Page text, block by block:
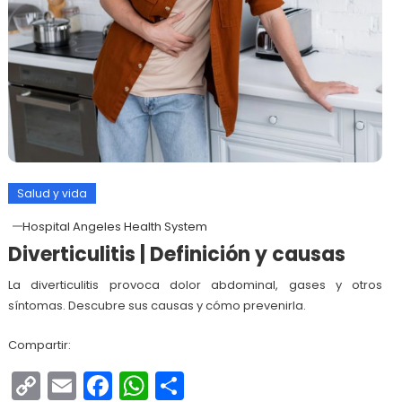
Salud y vida
Hospital Angeles Health System
Diverticulitis | Definición y causas
La diverticulitis provoca dolor abdominal, gases y otros
síntomas. Descubre sus causas y cómo prevenirla.
Compartir:
CopyEmailFacebook
WhatsApp
Compartir